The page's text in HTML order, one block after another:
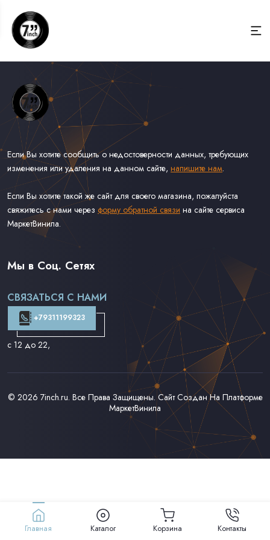
Если Вы хотите сообщить о недостоверности данных, требующих
изменения или удаления на данном сайте, напишите нам.
Если Вы хотите такой же сайт для своего магазина, пожалуйста
свяжитесь с нами через форму обратной связи на сайте сервиса
МаркетВинила.
Весь Каталог Винила на 7''
Рок на 7''
Доставка и Оплата
Контакты
Мы в Соц. Сетях
СВЯЗАТЬСЯ С НАМИ
+79311199323
с 12 до 22,
© 2026 7inch.ru. Все Права Защищены. Сайт Создан На Платформе
МаркетВинила
Главная Каталог Корзина Контакты